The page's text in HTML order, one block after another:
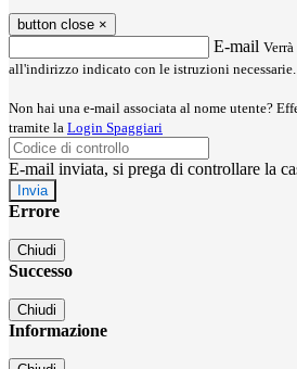
button close ×
E-mail
all'indirizzo indicato con le istruzioni necessarie.
Non hai una e-mail associata al nome utente?
tramite la Login Spaggiari
E-mail inviata, si prega di controllare la
Errore
Chiudi
Successo
Chiudi
Informazione